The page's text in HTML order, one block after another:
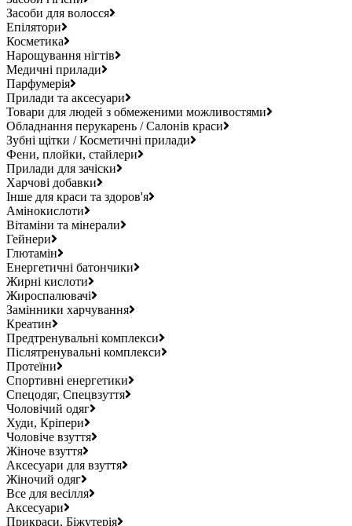
Засоби для волосся
Епілятори
Косметика
Нарощування нігтів
Медичні прилади
Парфумерія
Прилади та аксесуари
Товари для людей з обмеженими можливостями
Обладнання перукарень / Салонів краси
Зубні щітки / Косметичні прилади
Фени, плойки, стайлери
Прилади для зачіски
Харчові добавки
Інше для краси та здоров'я
Амінокислоти
Вітаміни та мінерали
Гейнери
Глютамін
Енергетичні батончики
Жирні кислоти
Жироспалювачі
Замінники харчування
Креатин
Предтренувальні комплекси
Післятренувальні комплекси
Протеїни
Спортивні енергетики
Спецодяг, Спецвзуття
Чоловічий одяг
Худи, Кріпери
Чоловіче взуття
Жіноче взуття
Аксесуари для взуття
Жіночий одяг
Все для весілля
Аксесуари
Прикраси, Біжутерія